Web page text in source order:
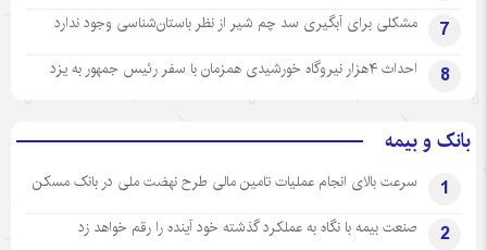
7 مشکلی برای آبگیری سد چم شیر از نظر باستان‌شناسی وجود ندارد
8 احداث ۴هزار نیروگاه خورشیدی همزمان با سفر رئیس جمهور به یزد
بانک و بیمه
1 سرعت بالای انجام عملیات تامین مالی طرح نهضت ملی در بانک مسکن
2 صنعت بیمه با نگاه به عملکرد گذشته خود آینده را رقم خواهد زد